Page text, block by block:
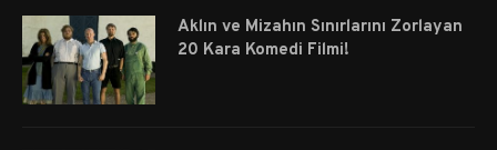
Aklın ve Mizahın Sınırlarını Zorlayan
20 Kara Komedi Filmi!